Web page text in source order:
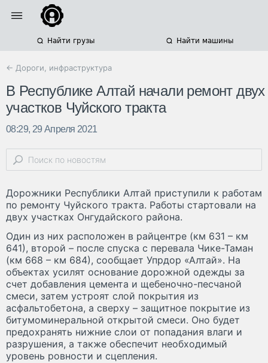
Найти грузы Найти машины
← Дороги, инфраструктура
В Республике Алтай начали ремонт двух
участков Чуйского тракта
08:29, 29 Апреля 2021
Дорожники Республики Алтай приступили к работам
по ремонту Чуйского тракта. Работы стартовали на
двух участках Онгудайского района.
Один из них расположен в райцентре (км 631 – км
641), второй – после спуска с перевала Чике-Таман
(км 668 – км 684), сообщает Упрдор «Алтай». На
объектах усилят основание дорожной одежды за
счет добавления цемента и щебеночно-песчаной
смеси, затем устроят слой покрытия из
асфальтобетона, а сверху – защитное покрытие из
битумоминеральной открытой смеси. Оно будет
предохранять нижние слои от попадания влаги и
разрушения, а также обеспечит необходимый
уровень ровности и сцепления.